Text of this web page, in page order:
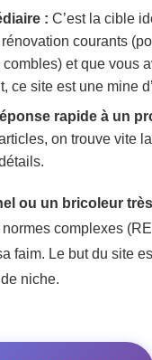
: C’est la cible
courants
et que vous
ce site est une mine
rapide à un
on trouve vite
ou un bricoleur
complexes
faim. Le but du site
niche.